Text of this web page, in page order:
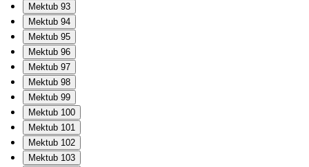
Mektub 93
Mektub 94
Mektub 95
Mektub 96
Mektub 97
Mektub 98
Mektub 99
Mektub 100
Mektub 101
Mektub 102
Mektub 103